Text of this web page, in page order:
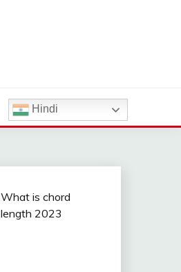
Hindi
What is chord
length 2023